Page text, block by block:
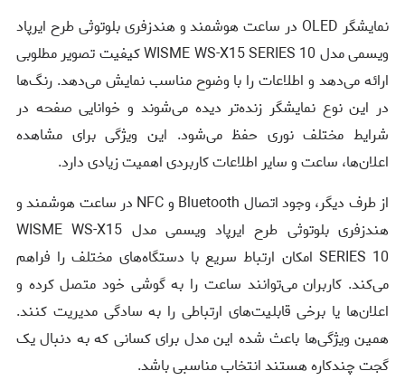
نمایشگر OLED در ساعت هوشمند و هندزفری بلوتوثی طرح ایرپاد
ویسمی مدل WISME WS-X15 SERIES 10 کیفیت تصویر مطلوبی
ارائه می‌دهد و اطلاعات را با وضوح مناسب نمایش می‌دهد. رنگ‌ها
در این نوع نمایشگر زنده‌تر دیده می‌شوند و خوانایی صفحه در
شرایط مختلف نوری حفظ می‌شود. این ویژگی برای مشاهده
اعلان‌ها، ساعت و سایر اطلاعات کاربردی اهمیت زیادی دارد.
از طرف دیگر، وجود اتصال Bluetooth و NFC در ساعت هوشمند و
هندزفری بلوتوثی طرح ایرپاد ویسمی مدل WISME WS-X15
SERIES 10 امکان ارتباط سریع با دستگاه‌های مختلف را فراهم
می‌کند. کاربران می‌توانند ساعت را به گوشی خود متصل کرده و
اعلان‌ها یا برخی قابلیت‌های ارتباطی را به سادگی مدیریت کنند.
همین ویژگی‌ها باعث شده این مدل برای کسانی که به دنبال یک
گجت چندکاره هستند انتخاب مناسبی باشد.